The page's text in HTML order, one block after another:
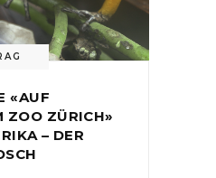
«AUF
ZOO ZÜRICH»
– DER